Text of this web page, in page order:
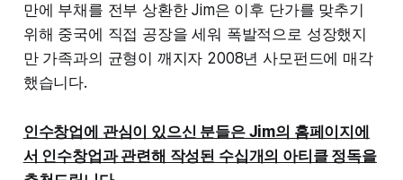
만에 부채를 전부 상환한 Jim은 이후 단가를 맞추기
위해 중국에 직접 공장을 세워 폭발적으로 성장했지
만 가족과의 균형이 깨지자 2008년 사모펀드에 매각
했습니다.
인수창업에 관심이 있으신 분들은 Jim의 홈페이지에
서 인수창업과 관련해 작성된 수십개의 아티클 정독을